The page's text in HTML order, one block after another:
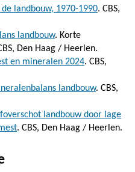
landbouw, 1970-1990. CBS,
landbouw. Korte
Den Haag / Heerlen.
en mineralen 2024. CBS,
landbouw. CBS,
landbouw door lage
. CBS, Den Haag / Heerlen.